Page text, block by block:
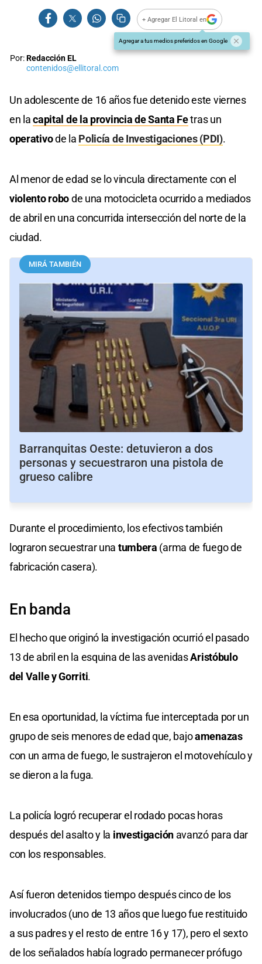
+ Agregar El Litoral en
Agregar a tus medios preferidos en Google
Por:Redacción EL
contenidos@ellitoral.com
Un adolescente de 16 años fue detenido este viernes
en lacapital de la provincia de Santa Fetras un
operativode la Policía de Investigaciones (PDI).
Al menor de edad se lo vincula directamente con el
violento robode una motocicleta ocurrido a mediados
de abril en una concurrida intersección del norte de la
ciudad.
MIRÁ TAMBIÉN
Barranquitas Oeste: detuvieron a dos
personas y secuestraron una pistola de
grueso calibre
Durante el procedimiento, los efectivos también
lograron secuestrar una tumbera (arma de fuego de
fabricación casera).
En banda
El hecho que originó la investigación ocurrió el pasado
13 de abril en la esquina de las avenidasAristóbulo
del Valle y Gorriti.
En esa oportunidad, la víctima fue interceptada por un
grupo de seis menores de edad que, bajoamenazas
con un arma de fuego, le sustrajeron el motovehículo y
se dieron a la fuga.
La policía logró recuperar el rodado pocas horas
después del asalto y la investigación avanzó para dar
con los responsables.
Así fueron detenidos tiempo después cinco de los
involucrados (uno de 13 años que luego fue restituido
a sus padres y el resto de entre 16 y 17), pero el sexto
de los señalados había logrado permanecer prófugo